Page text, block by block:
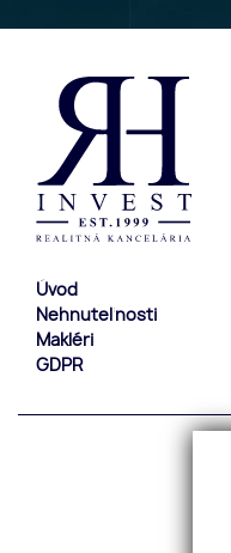
Úvod
Nehnuteľnosti
Makléri
GDPR